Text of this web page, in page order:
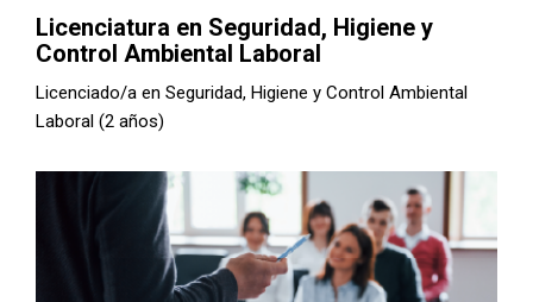
Licenciatura en Seguridad, Higiene y
Control Ambiental Laboral
Licenciado/a en Seguridad, Higiene y Control Ambiental
Laboral (2 años)